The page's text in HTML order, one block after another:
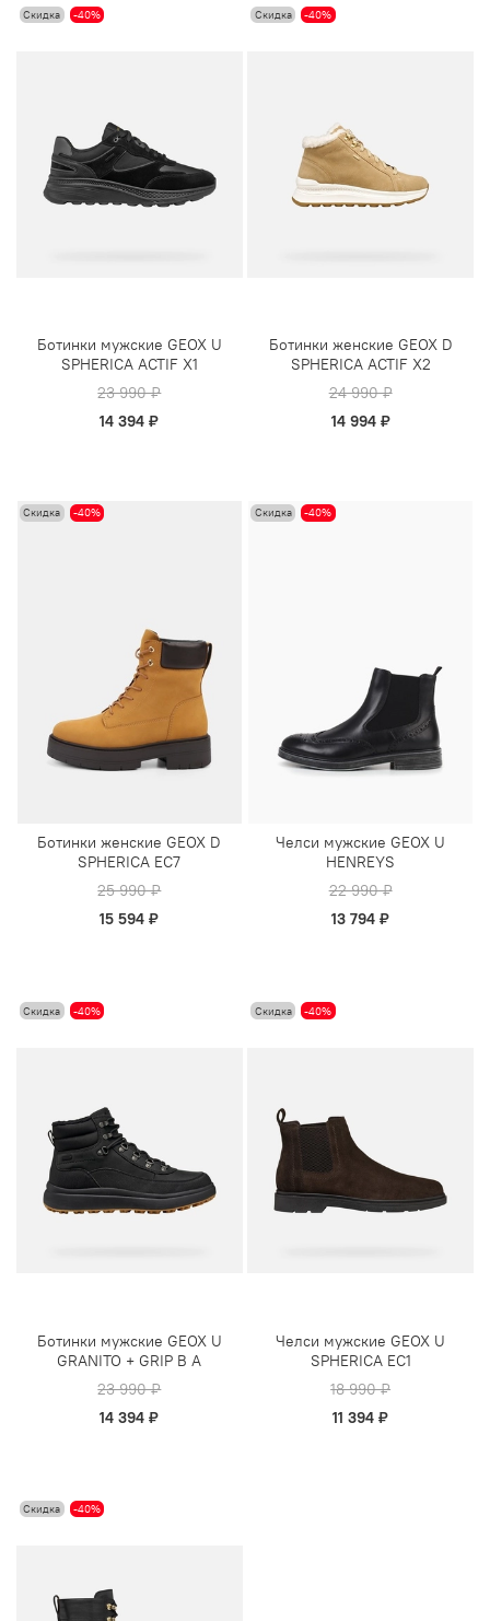
Скидка -40%
Ботинки мужские GEOX U
SPHERICA ACTIF X1
23 990 ₽
14 394 ₽
Скидка -40%
Ботинки женские GEOX D
SPHERICA ACTIF X2
24 990 ₽
14 994 ₽
Скидка -40%
Ботинки женские GEOX D
SPHERICA EC7
25 990 ₽
15 594 ₽
Скидка -40%
Челси мужские GEOX U
HENREYS
22 990 ₽
13 794 ₽
Скидка -40%
Ботинки мужские GEOX U
GRANITO + GRIP B A
23 990 ₽
14 394 ₽
Скидка -40%
Челси мужские GEOX U
SPHERICA EC1
18 990 ₽
11 394 ₽
Скидка -40%